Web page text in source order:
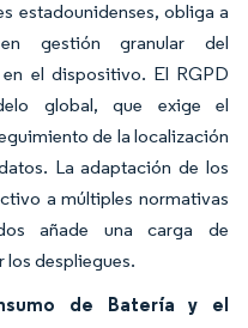
estadounidenses, obliga a
gestión granular del
el dispositivo. El RGPD
global, que exige el
de la localización
La adaptación de los
a múltiples normativas
añade una carga de
los despliegues.
de Batería y el